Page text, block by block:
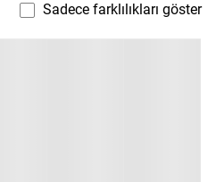
Sadece farklılıkları göster